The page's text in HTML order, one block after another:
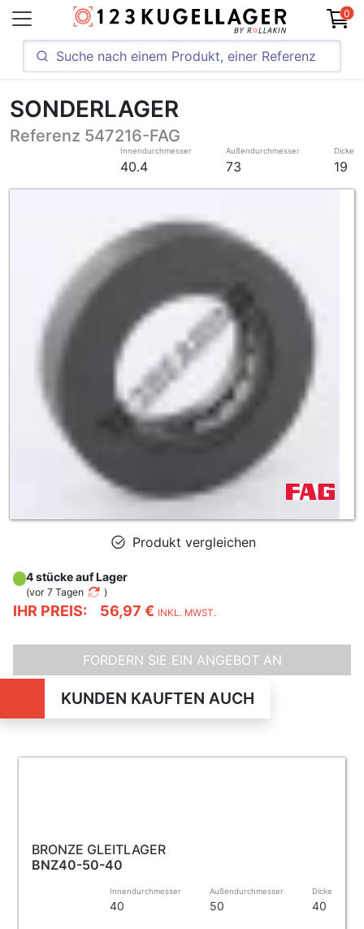
0
SONDERLAGER
Referenz 547216-FAG
Innendurchmesser
40.4
Außendurchmesser
73
Dicke
19
Produkt vergleichen
IHR PREIS: 56,97 € INKL. MWST.
4 stücke auf Lager
(vor 7 Tagen )
FORDERN SIE EIN ANGEBOT AN
KUNDEN KAUFTEN AUCH
BRONZE GLEITLAGER
BNZ40-50-40
Innendurchmesser
40
Außendurchmesser
50
Dicke
40